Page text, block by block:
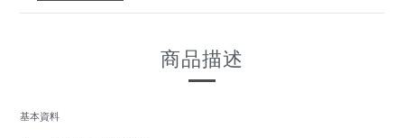
商品描述
基本資料